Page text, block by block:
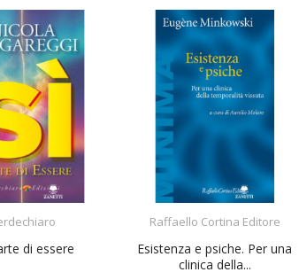
di essere
Raffaello Cortina Editore
Esistenza e psiche. Per una
clinica della...